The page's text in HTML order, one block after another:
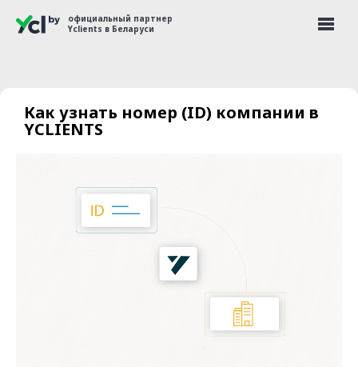
официальный партнер
Yclients в Беларуси
Как узнать номер (ID) компании в
YCLIENTS